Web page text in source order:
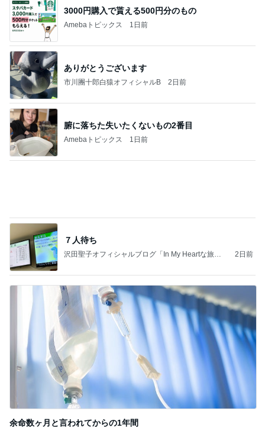
3000円購入で貰える500円分のもの
Amebaトピックス 1日前
ありがとうございます
市川團十郎白猿オフィシャルB 2日前
腑に落ちた失いたくないもの2番目
Amebaトピックス 1日前
７人待ち
沢田聖子オフィシャルブログ「In My Heartな旅日
2日前
余命数ヶ月と言われてからの1年間